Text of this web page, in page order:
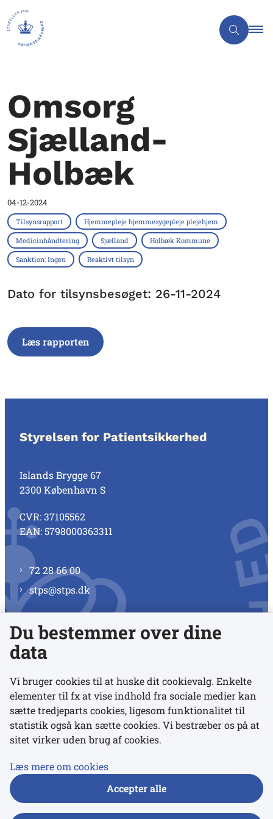
Omsorg
Sjælland-
Holbæk
04-12-2024
Tilsynsrapport Hjemmepleje hjemmesygepleje plejehjem
Medicinhåndtering Sjælland Holbæk Kommune
Sanktion: Ingen Reaktivt tilsyn
Dato for tilsynsbesøget: 26-11-2024
Læs rapporten
Styrelsen for Patientsikkerhed
Islands Brygge 67
2300 København S
CVR: 37105562
EAN: 5798000363311
72 28 66 00
stps@stps.dk
Se alle kontaktnumre
Links
Udgivelser
Du bestemmer over dine
data
Vi bruger cookies til at huske dit cookievalg. Enkelte
elementer til fx at vise indhold fra sociale medier kan
sætte tredjeparts cookies, ligesom funktionalitet til
statistik også kan sætte cookies. Vi bestræber os på at
sitet virker uden brug af cookies.
Læs mere om cookies
Accepter alle